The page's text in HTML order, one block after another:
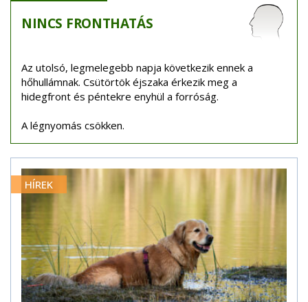
NINCS FRONTHATÁS
Az utolsó, legmelegebb napja következik ennek a
hőhullámnak. Csütörtök éjszaka érkezik meg a
hidegfront és péntekre enyhül a forróság.
A légnyomás csökken.
HÍREK